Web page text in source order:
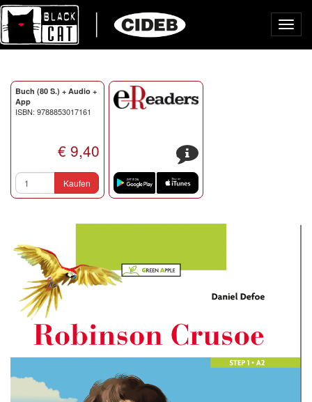
Buch (80 S.) + Audio +
App
ISBN: 9788853017161
€ 9,40
Kaufen
s